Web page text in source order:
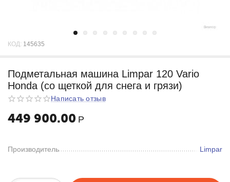
КОД: 145635
Подметальная машина Limpar 120 Vario
Honda (со щеткой для снега и грязи)
Написать отзыв
449 900.00 Р
Производитель Limpar